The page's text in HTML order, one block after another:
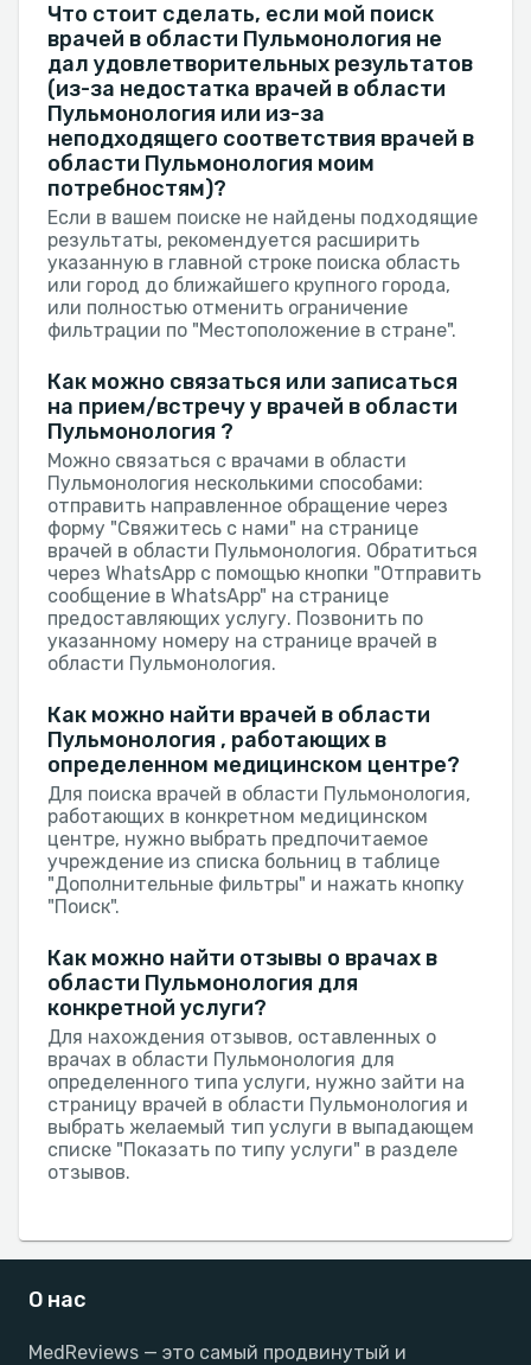
Что стоит сделать, если мой поиск
врачей в области Пульмонология не
дал удовлетворительных результатов
(из-за недостатка врачей в области
Пульмонология или из-за
неподходящего соответствия врачей в
области Пульмонология моим
потребностям)?
Если в вашем поиске не найдены подходящие
результаты, рекомендуется расширить
указанную в главной строке поиска область
или город до ближайшего крупного города,
или полностью отменить ограничение
фильтрации по "Местоположение в стране".
Как можно связаться или записаться
на прием/встречу у врачей в области
Пульмонология ?
Можно связаться с врачами в области
Пульмонология несколькими способами:
отправить направленное обращение через
форму "Свяжитесь с нами" на странице
врачей в области Пульмонология. Обратиться
через WhatsApp с помощью кнопки "Отправить
сообщение в WhatsApp" на странице
предоставляющих услугу. Позвонить по
указанному номеру на странице врачей в
области Пульмонология.
Как можно найти врачей в области
Пульмонология , работающих в
определенном медицинском центре?
Для поиска врачей в области Пульмонология,
работающих в конкретном медицинском
центре, нужно выбрать предпочитаемое
учреждение из списка больниц в таблице
"Дополнительные фильтры" и нажать кнопку
"Поиск".
Как можно найти отзывы о врачах в
области Пульмонология для
конкретной услуги?
Для нахождения отзывов, оставленных о
врачах в области Пульмонология для
определенного типа услуги, нужно зайти на
страницу врачей в области Пульмонология и
выбрать желаемый тип услуги в выпадающем
списке "Показать по типу услуги" в разделе
отзывов.
О нас
MedReviews — это самый продвинутый и